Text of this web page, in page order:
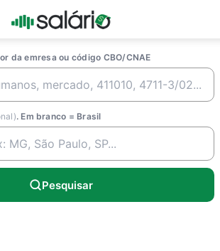
da emresa ou código CBO/CNAE
. Em branco = Brasil
Pesquisar